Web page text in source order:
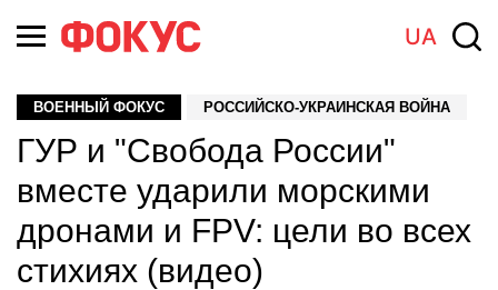
UA
ВОЕННЫЙ ФОКУС РОССИЙСКО-УКРАИНСКАЯ ВОЙНА
ГУР и "Свобода России"
вместе ударили морскими
дронами и FPV: цели во всех
стихиях (видео)